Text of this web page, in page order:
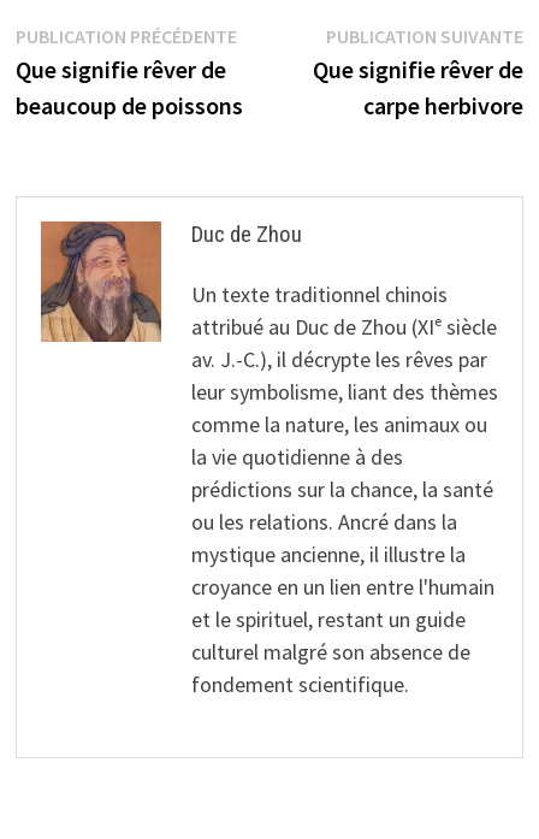
Navigation
de
l’article
PUBLICATION PRÉCÉDENTEPublication
précédente :
Que signifie rêver de
beaucoup de poissons
PUBLICATION SUIVANTE
Que signifie rêver de
carpe herbivore
Duc de Zhou
Un texte traditionnel chinois
attribué au Duc de Zhou (XIᵉ siècle
av. J.-C.), il décrypte les rêves par
leur symbolisme, liant des thèmes
comme la nature, les animaux ou
la vie quotidienne à des
prédictions sur la chance, la santé
ou les relations. Ancré dans la
mystique ancienne, il illustre la
croyance en un lien entre l'humain
et le spirituel, restant un guide
culturel malgré son absence de
fondement scientifique.